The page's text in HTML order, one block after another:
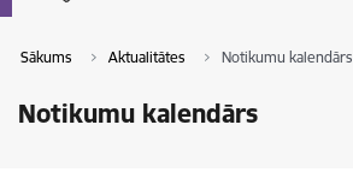
Sākums Aktualitātes Notikumu kalendārs
Notikumu kalendārs